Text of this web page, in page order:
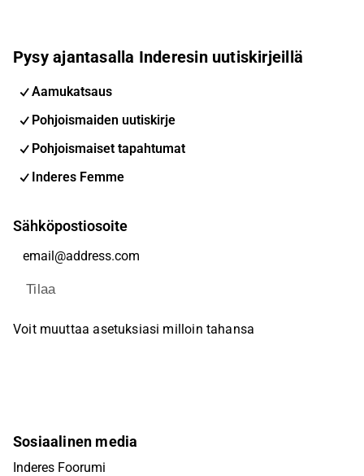
Pysy ajantasalla Inderesin uutiskirjeillä
Aamukatsaus
Pohjoismaiden uutiskirje
Pohjoismaiset tapahtumat
Inderes Femme
Sähköpostiosoite
Tilaa
Voit muuttaa asetuksiasi milloin tahansa
Sosiaalinen media
Inderes Foorumi